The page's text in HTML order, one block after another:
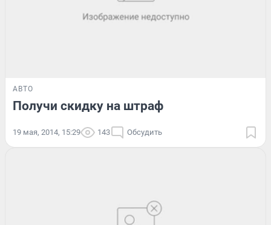
АВТО
Получи скидку на штраф
19 мая, 2014, 15:29 143 Обсудить